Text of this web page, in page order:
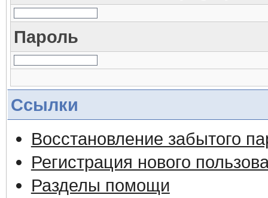
Пароль
Ссылки
Восстановление забытого
Регистрация нового
Разделы помощи